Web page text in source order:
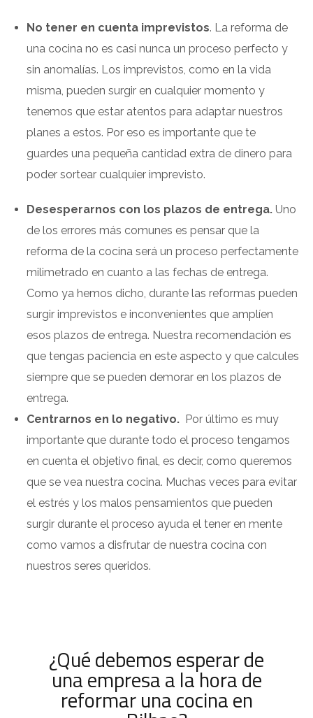
No tener en cuenta imprevistos. La reforma de
una cocina no es casi nunca un proceso perfecto y
sin anomalías. Los imprevistos, como en la vida
misma, pueden surgir en cualquier momento y
tenemos que estar atentos para adaptar nuestros
planes a estos. Por eso es importante que te
guardes una pequeña cantidad extra de dinero para
poder sortear cualquier imprevisto.
Desesperarnos con los plazos de entrega. Uno
de los errores más comunes es pensar que la
reforma de la cocina será un proceso perfectamente
milimetrado en cuanto a las fechas de entrega.
Como ya hemos dicho, durante las reformas pueden
surgir imprevistos e inconvenientes que amplíen
esos plazos de entrega. Nuestra recomendación es
que tengas paciencia en este aspecto y que calcules
siempre que se pueden demorar en los plazos de
entrega.
Centrarnos en lo negativo. Por último es muy
importante que durante todo el proceso tengamos
en cuenta el objetivo final, es decir, como queremos
que se vea nuestra cocina. Muchas veces para evitar
el estrés y los malos pensamientos que pueden
surgir durante el proceso ayuda el tener en mente
como vamos a disfrutar de nuestra cocina con
nuestros seres queridos.
¿Qué debemos esperar de
una empresa a la hora de
reformar una cocina en